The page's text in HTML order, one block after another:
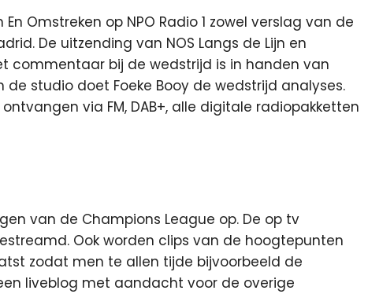
Omstreken op NPO Radio 1 zowel verslag van de
De uitzending van NOS Langs de Lijn en
commentaar bij de wedstrijd is in handen van
de studio doet Foeke Booy de wedstrijd analyses.
via FM, DAB+, alle digitale radiopakketten
van de Champions League op. De op tv
Ook worden clips van de hoogtepunten
zodat men te allen tijde bijvoorbeeld de
liveblog met aandacht voor de overige